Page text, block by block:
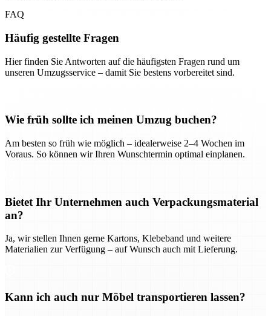
FAQ
Häufig gestellte Fragen
Hier finden Sie Antworten auf die häufigsten Fragen rund um
unseren Umzugsservice – damit Sie bestens vorbereitet sind.
Wie früh sollte ich meinen Umzug buchen?
Am besten so früh wie möglich – idealerweise 2–4 Wochen im
Voraus. So können wir Ihren Wunschtermin optimal einplanen.
Bietet Ihr Unternehmen auch Verpackungsmaterial
an?
Ja, wir stellen Ihnen gerne Kartons, Klebeband und weitere
Materialien zur Verfügung – auf Wunsch auch mit Lieferung.
Kann ich auch nur Möbel transportieren lassen?